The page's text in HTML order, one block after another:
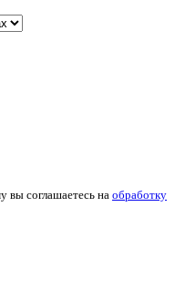
вы соглашаетесь наобработку